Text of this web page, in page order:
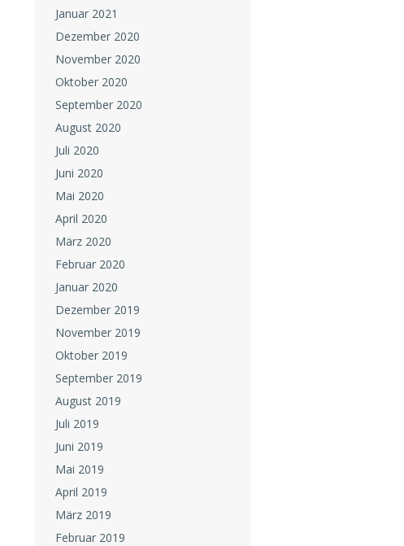
Januar 2021
Dezember 2020
November 2020
Oktober 2020
September 2020
August 2020
Juli 2020
Juni 2020
Mai 2020
April 2020
März 2020
Februar 2020
Januar 2020
Dezember 2019
November 2019
Oktober 2019
September 2019
August 2019
Juli 2019
Juni 2019
Mai 2019
April 2019
März 2019
Februar 2019